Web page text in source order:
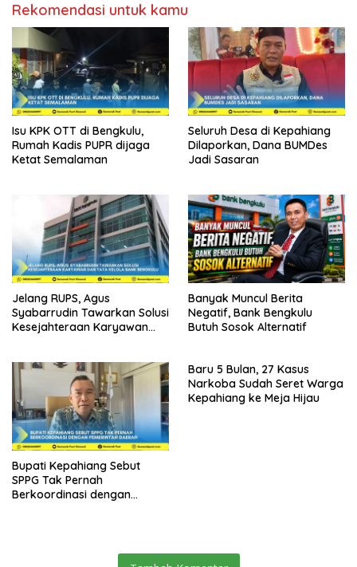
Rekomendasi untuk kamu
Isu KPK OTT di Bengkulu,
Rumah Kadis PUPR dijaga
Ketat Semalaman
Seluruh Desa di Kepahiang
Dilaporkan, Dana BUMDes
Jadi Sasaran
Jelang RUPS, Agus
Syabarrudin Tawarkan Solusi
Kesejahteraan Karyawan
Banyak Muncul Berita
Negatif, Bank Bengkulu
Butuh Sosok Alternatif
Bupati Kepahiang Sebut
SPPG Tak Pernah
Berkoordinasi dengan
Baru 5 Bulan, 27 Kasus
Narkoba Sudah Seret Warga
Kepahiang ke Meja Hijau